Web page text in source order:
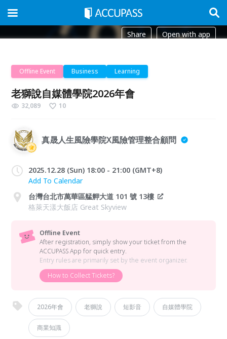
Share Open with app
Offline Event Business Learning
老獅說自媒體學院2026年會
32,089 10
真晟人生風險學院X風險管理整合顧問
2025.12.28 (Sun) 18:00 - 21:00 (GMT+8)
Add To Calendar
台灣台北市萬華區艋舺大道 101 號 13樓
格萊天漾大飯店 Great Skyview
Offline Event
After registration, simply show your ticket from the
ACCUPASS App for quick entry.
Entry rules are primarily set by the event organizer.
How to Collect Tickets?
2026年會 老獅說 短影音 自媒體學院
商業知識